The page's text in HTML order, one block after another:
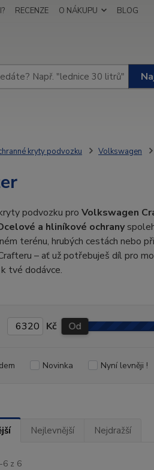
RECENZE O NÁKUPU BLOG
kryty podvozku Volkswagen
podvozku pro Volkswagen
a hliníkové ochrany
terénu, hrubých cestách nebo
– ať už potřebuješ díl pro
tvé dodávce.
Kč Od
Novinka Nyní levněji !
Nejlevnější Nejdražší
6 z 6